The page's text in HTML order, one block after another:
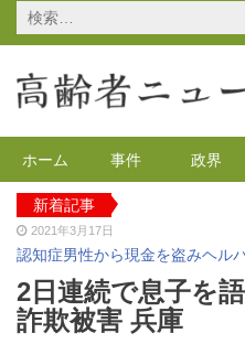
検
索:
ホーム 事件 政界
新着記事
2021年3月17日
認知症男性から現金を盗みヘル
2021年2月4日
2020年の特殊詐欺が1万3千件
2020年12月14日
2日連続で息子を
詐欺被害 兵庫